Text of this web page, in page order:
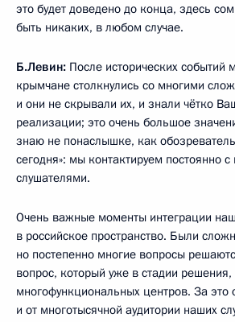
это будет доведено до конца, здесь
быть никаких, в любом случае.
Б.Левин: После исторических событий
крымчане столкнулись со многими
и они не скрывали их, и знали чётко
реализации; это очень большое
знаю не понаслышке, как
сегодня»: мы контактируем постоянно
слушателями.
Очень важные моменты интеграции
в российское пространство. Были
но постепенно многие вопросы
вопрос, который уже в стадии
многофункциональных центров. За это
и от многотысячной аудитории наших